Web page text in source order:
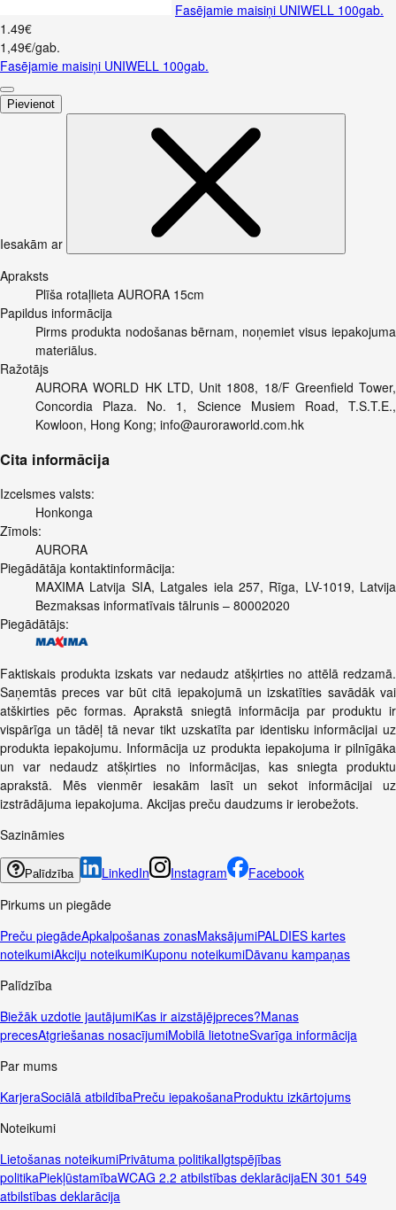
Fasējamie maisiņi UNIWELL 100gab.
1 .49€
1,49€/gab.
Fasējamie maisiņi UNIWELL 100gab.
Pievienot
Iesakām ar
Apraksts
Plīša rotaļlieta AURORA 15cm
Papildus informācija
Pirms produkta nodošanas bērnam, noņemiet visus iepakojuma
materiālus.
Ražotājs
AURORA WORLD HK LTD, Unit 1808, 18/F Greenfield Tower,
Concordia Plaza. No. 1, Science Musiem Road, T.S.T.E.,
Kowloon, Hong Kong; info@auroraworld.com.hk
Cita informācija
Izcelsmes valsts:
Honkonga
Zīmols:
AURORA
Piegādātāja kontaktinformācija:
MAXIMA Latvija SIA, Latgales iela 257, Rīga, LV-1019, Latvija
Bezmaksas informatīvais tālrunis – 80002020
Piegādātājs:
Faktiskais produkta izskats var nedaudz atšķirties no attēlā redzamā.
Saņemtās preces var būt citā iepakojumā un izskatīties savādāk vai
atškirties pēc formas. Aprakstā sniegtā informācija par produktu ir
vispārīga un tādēļ tā nevar tikt uzskatīta par identisku informācijai uz
produkta iepakojumu. Informācija uz produkta iepakojuma ir pilnīgāka
un var nedaudz atšķirties no informācijas, kas sniegta produktu
aprakstā. Mēs vienmēr iesakām lasīt un sekot informācijai uz
izstrādājuma iepakojuma. Akcijas preču daudzums ir ierobežots.
Sazināmies
Palīdzība LinkedIn Instagram
Facebook
Pirkums un piegāde
Preču piegādeApkalpošanas zonasMaksājumiPALDIES kartes
noteikumiAkciju noteikumiKuponu noteikumiDāvanu kampaņas
Palīdzība
Biežāk uzdotie jautājumiKas ir aizstājējpreces?Manas
precesAtgriešanas nosacījumiMobilā lietotneSvarīga informācija
Par mums
KarjeraSociālā atbildībaPreču iepakošanaProduktu izkārtojums
Noteikumi
Lietošanas noteikumiPrivātuma politikaIlgtspējības
politikaPiekļūstamībaWCAG 2.2 atbilstības deklarācijaEN 301 549
atbilstības deklarācija